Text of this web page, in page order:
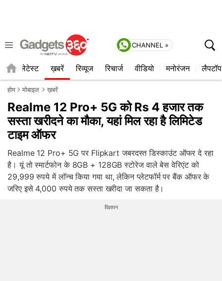
CHANNEL »
लेटेस्ट ख़बरें रिव्यूज रिचार्ज वीडियो मनोरंजन लैपटॉप
होम मोबाइल ख़बरें
Realme 12 Pro+ 5G को Rs 4 हजार तक
सस्ता खरीदने का मौका, यहां मिल रहा है लिमिटेड
टाइम ऑफर
Realme 12 Pro+ 5G पर Flipkart जबरदस्त डिस्काउंट ऑफर दे रहा
है। यूं तो स्मार्टफोन के 8GB + 128GB स्टोरेज वाले बेस वेरिएंट को
29,999 रुपये में लॉन्च किया गया था, लेकिन प्लेटफॉर्म पर बैंक ऑफर के
जरिए इसे 4,000 रुपये तक सस्ता खरीदा जा सकता है।
विज्ञापन